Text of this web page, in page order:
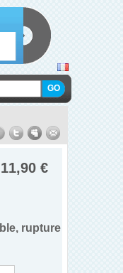
11,90 €
rupture